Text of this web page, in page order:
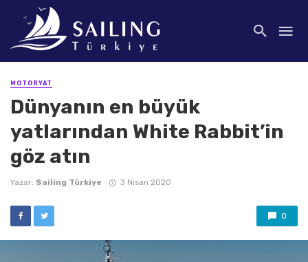
MOTORYAT
Dünyanın en büyük
yatlarından White Rabbit’in
göz atın
Yazar: Sailing Türkiye 3 Nisan 2020
0